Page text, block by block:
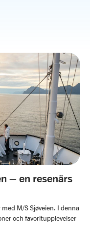
– en resenärs
M/S Sjøveien. I denna
och favoritupplevelser